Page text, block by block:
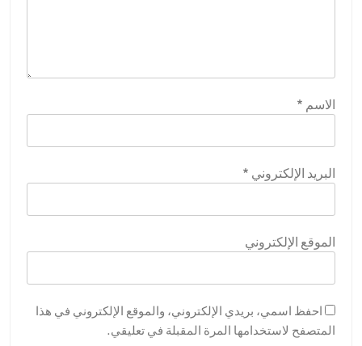
الاسم *
البريد الإلكتروني *
الموقع الإلكتروني
احفظ اسمي، بريدي الإلكتروني، والموقع الإلكتروني في هذا
المتصفح لاستخدامها المرة المقبلة في تعليقي.